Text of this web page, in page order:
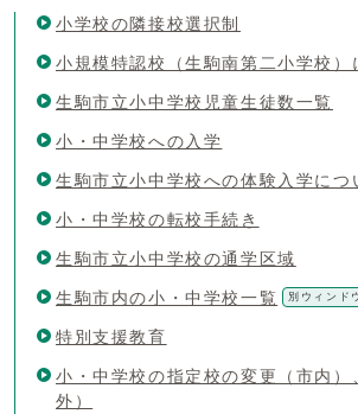
小学校の隣接校選択制
小規模特認校（生駒南第二小学校）
生駒市立小中学校児童生徒数一覧
小・中学校への入学
生駒市立小中学校への体験入学につ
小・中学校の転校手続き
生駒市立小中学校の通学区域
生駒市内の小・中学校一覧 別ウィンド
特別支援教育
小・中学校の指定校の変更（市内）
外）